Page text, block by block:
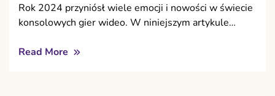
Rok 2024 przyniósł wiele emocji i nowości w świecie
konsolowych gier wideo. W niniejszym artykule…
Read More